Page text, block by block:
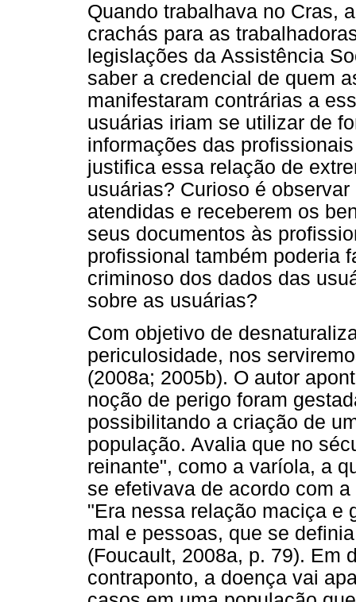
Quando trabalhava no Cras,
crachás para as
legislações da Assistência
saber a credencial de quem
manifestaram contrárias a
usuárias iriam se utilizar de
informações das
justifica essa relação de
usuárias? Curioso é
atendidas e receberem os
seus documentos às
profissional também poderia
criminoso dos dados das
sobre as usuárias?
Com objetivo de
periculosidade, nos
(2008a; 2005b). O autor
noção de perigo foram
possibilitando a criação de
população. Avalia que no
reinante", como a varíola, a
se efetivava de acordo com
"Era nessa relação maciça e
mal e pessoas, que se
(Foucault, 2008a, p. 79). Em
contraponto, a doença vai